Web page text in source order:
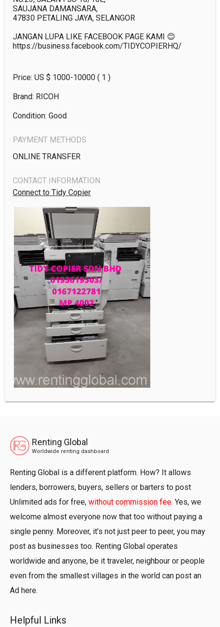
SAUJANA DAMANSARA,
47830 PETALING JAYA, SELANGOR
JANGAN LUPA LIKE FACEBOOK PAGE KAMI 😊
Price: US $ 1000-10000 ( 1 )
Brand: RICOH
Condition: Good
PAYMENT METHODS
ONLINE TRANSFER
CONTACT INFORMATION
Connect to Tidy Copier
Renting Global
Worldwide renting dashboard
Renting Global is a different platform. How? It allows
lenders, borrowers, buyers, sellers or barters to post
Unlimited ads for free, without commission fee. Yes, we
welcome almost everyone now that too without paying a
single penny. Moreover, it’s not just peer to peer, you may
post as businesses too. Renting Global operates
worldwide and anyone, be it traveler, neighbour or people
even from the smallest villages in the world can post an
Ad here.
Helpful Links